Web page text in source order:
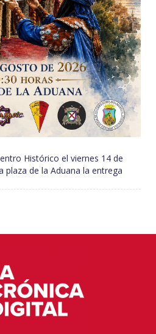
Histórico el viernes 14 de
plaza de la Aduana la entrega